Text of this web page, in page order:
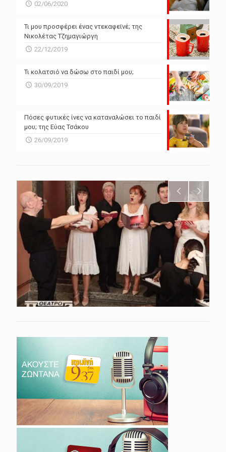
02/06/2020
Τι μου προσφέρει ένας ντεκαφεϊνέ; της
Νικολέτας Τζημαγιώργη
22/12/2019
Τι κολατσιό να δώσω στο παιδί μου;
30/09/2019
Πόσες φυτικές ίνες να καταναλώσει το παιδί
μου; της Εύας Τσάκου
26/09/2019